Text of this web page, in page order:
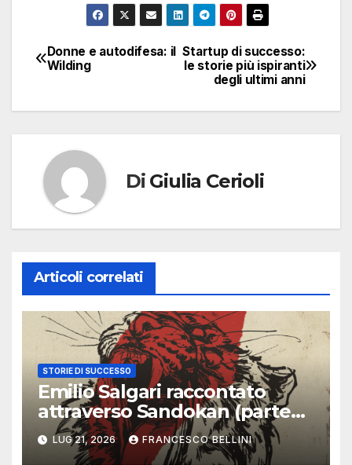
Navigazione Startup di successo:
le storie più ispiranti
degli ultimi anni
Donne e autodifesa: il
Wilding
Di Giulia Cerioli
Articoli correlati
STORIE DI SUCCESSO
Emilio Salgari raccontato
attraverso Sandokan (parte
prima)
LUG 21, 2026 FRANCESCO BELLINI